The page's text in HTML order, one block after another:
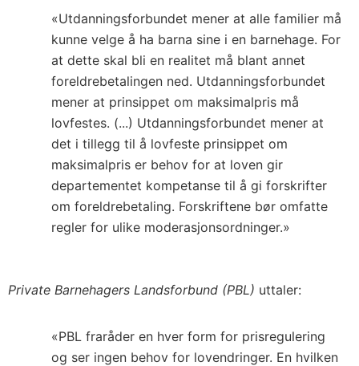
«Utdanningsforbundet mener at alle familier må
kunne velge å ha barna sine i en barnehage. For
at dette skal bli en realitet må blant annet
foreldrebetalingen ned. Utdanningsforbundet
mener at prinsippet om maksimalpris må
lovfestes. (...) Utdanningsforbundet mener at
det i tillegg til å lovfeste prinsippet om
maksimalpris er behov for at loven gir
departementet kompetanse til å gi forskrifter
om foreldrebetaling. Forskriftene bør omfatte
regler for ulike moderasjonsordninger.»
Private Barnehagers Landsforbund (PBL) uttaler:
«PBL fraråder en hver form for prisregulering
og ser ingen behov for lovendringer. En hvilken